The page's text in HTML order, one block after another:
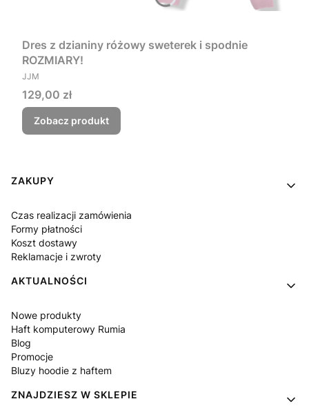
Dres z dzianiny różowy sweterek i spodnie
ROZMIARY!
PRODUCENT
JJM
Cena
129,00 zł
Zobacz produkt
Linki w stopce
ZAKUPY
Czas realizacji zamówienia
Formy płatności
Koszt dostawy
Reklamacje i zwroty
AKTUALNOŚCI
Nowe produkty
Haft komputerowy Rumia
Blog
Promocje
Bluzy hoodie z haftem
ZNAJDZIESZ W SKLEPIE